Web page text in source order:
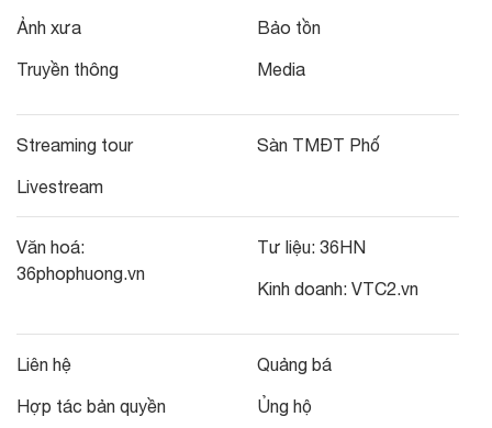
Ảnh xưa
Truyền thông
Bảo tồn
Media
Streaming tour
Livestream
Sàn TMĐT Phố
Văn hoá:
36phophuong.vn
Tư liệu: 36HN
Kinh doanh: VTC2.vn
Liên hệ
Hợp tác bản quyền
Quảng bá
Ủng hộ